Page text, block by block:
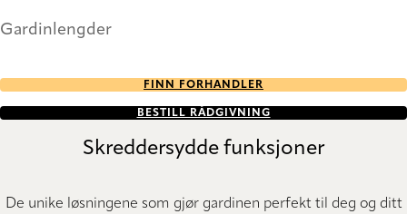
Gardinlengder
FINN FORHANDLER
BESTILL RÅDGIVNING
Skreddersydde funksjoner
De unike løsningene som gjør gardinen perfekt til deg og ditt